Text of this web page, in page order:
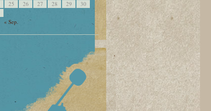
« Sep.
25 26 27 28 29
30